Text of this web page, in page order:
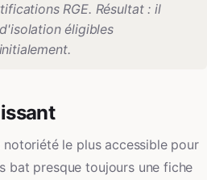
RGE. Résultat : il
éligibles
le plus accessible pour
bat presque toujours une fiche